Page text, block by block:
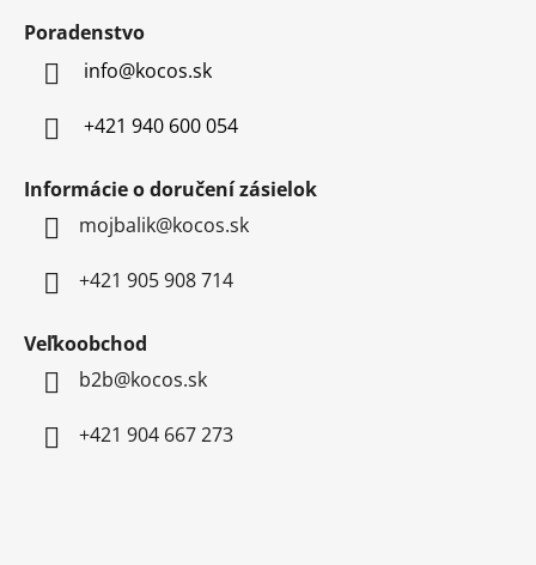
Poradenstvo
info@kocos.sk
+421 940 600 054
Informácie o doručení zásielok
mojbalik@kocos.sk
+421 905 908 714
Veľkoobchod
b2b@kocos.sk
+421 904 667 273